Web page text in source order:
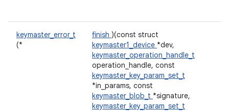
keymaster_error_t
(*
finish )(const struct
keymaster1_device *dev,
keymaster_operation_handle_t
operation_handle, const
keymaster_key_param_set_t
*in_params, const
keymaster_blob_t *signature,
keymaster_key_param_set_t